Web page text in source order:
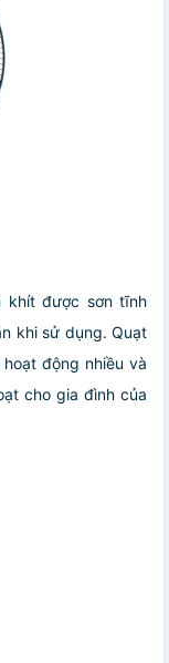
khít được sơn tĩnh
khi sử dụng. Quạt
động nhiều và
cho gia đình của